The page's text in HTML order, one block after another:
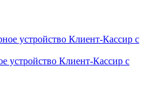
устройство Клиент-Кассир с